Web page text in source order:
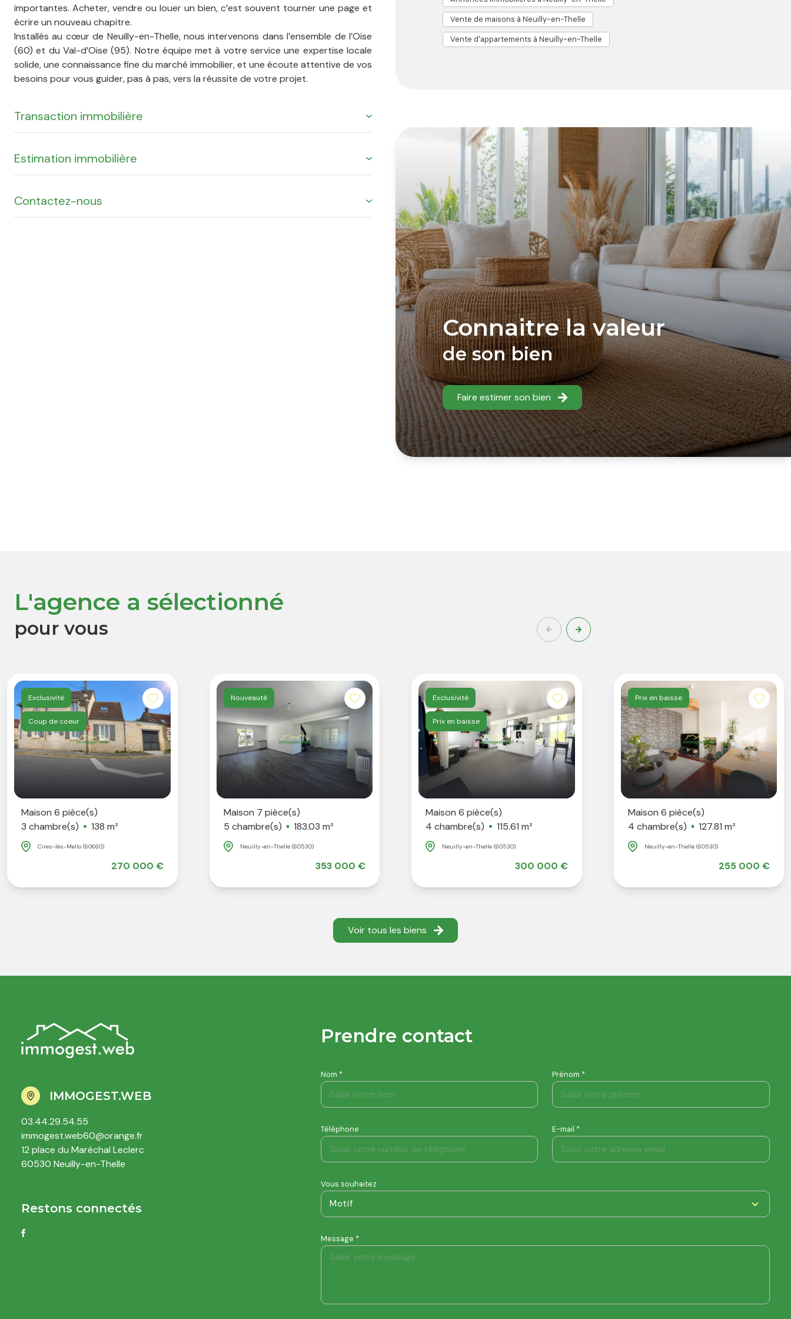
Vente de maisons à Neuilly-en-Thelle
Vente d'appartements à Neuilly-en-Thelle
Connaitre la valeur
de son bien
Faire estimer son bien
importantes. Acheter, vendre ou louer un bien, c’est souvent tourner une page et
écrire un nouveau chapitre.
Installés au cœur de Neuilly-en-Thelle, nous intervenons dans l’ensemble de l’Oise
(60) et du Val-d’Oise (95). Notre équipe met à votre service une expertise locale
solide, une connaissance fine du marché immobilier, et une écoute attentive de vos
besoins pour vous guider, pas à pas, vers la réussite de votre projet.
Transaction immobilière
annonces immobilières
dans les secteurs de l'Oise et du Val d'Oise, en tenant
Estimation immobilière
Contactez-nous
L'agence a sélectionné
pour vous
Exclusivité
Coup de coeur
Maison 6 pièce(s)
3 chambre(s)
138 m²
Cires-lès-Mello (60660)
270 000 €
Nouveauté
Maison 7 pièce(s)
5 chambre(s)
183.03 m²
Neuilly-en-Thelle (60530)
353 000 €
Exclusivité
Prix en baisse
Maison 6 pièce(s)
4 chambre(s)
115.61 m²
Neuilly-en-Thelle (60530)
300 000 €
Prix en baisse
Maison 6 pièce(s)
4 chambre(s)
127.81 m²
Neuilly-en-Thelle (60530)
255 000 €
Voir tous les biens
Prendre contact
Nom * Prénom *
Téléphone E-mail *
Vous souhaitez
Motif
Message *
IMMOGEST.WEB
03.44.29.54.55
immogest.web60@orange.fr
12 place du Maréchal Leclerc
60530 Neuilly-en-Thelle
Restons connectés